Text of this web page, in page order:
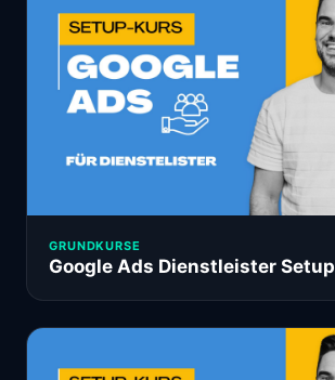
GRUNDKURSE
Google Ads Dienstleister Setup